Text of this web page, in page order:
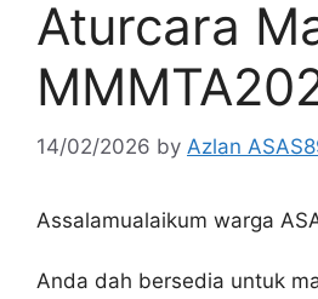
Aturcara
14/02/2026 by Azlan
Assalamualaikum warga
Anda dah bersedia untuk